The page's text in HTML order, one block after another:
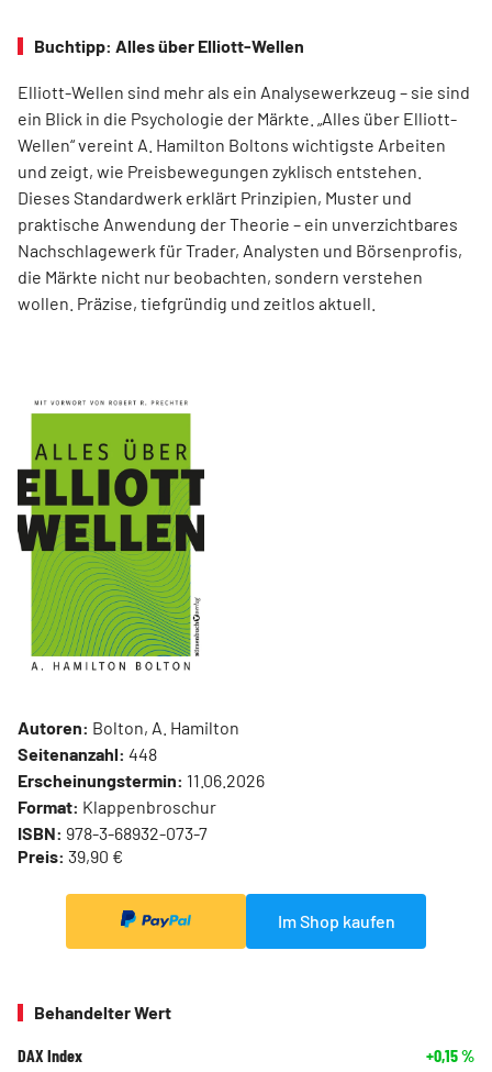
Buchtipp: Alles über Elliott-Wellen
Elliott-Wellen sind mehr als ein Analysewerkzeug – sie sind
ein Blick in die Psychologie der Märkte. „Alles über Elliott-
Wellen“ vereint A. Hamilton Boltons wichtigste Arbeiten
und zeigt, wie Preisbewegungen zyklisch entstehen.
Dieses Standardwerk erklärt Prinzipien, Muster und
praktische Anwendung der Theorie – ein unverzichtbares
Nachschlagewerk für Trader, Analysten und Börsenprofis,
die Märkte nicht nur beobachten, sondern verstehen
wollen. Präzise, tiefgründig und zeitlos aktuell.
Autoren: Bolton, A. Hamilton
Seitenanzahl: 448
Erscheinungstermin: 11.06.2026
Format: Klappenbroschur
ISBN: 978-3-68932-073-7
Preis: 39,90 €
Im Shop kaufen
Behandelter Wert
DAX Index +0,15%